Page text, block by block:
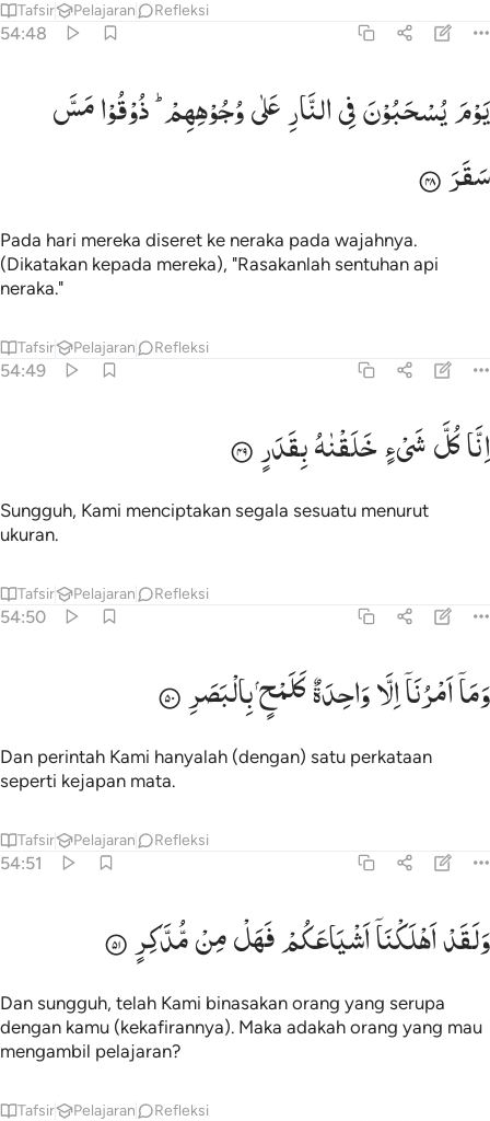
Tafsir Pelajaran Refleksi
54:48
يوم يسحبون في النار على وجوههم ذوقوا مس سقر ٤٨
يَوْمَ يُسْحَبُونَ فِى ٱلنَّارِ عَلَىٰ وُجُوهِهِمْ ذُوقُوا۟ مَسَّ سَقَرَ ٤٨
یَوْمَیُسْحَبُوْنَفِیالنَّارِعَلٰیوُجُوْهِهِمْ ؕ ذُوْقُوْامَسَّ
سَقَرَ
Pada hari mereka diseret ke neraka pada wajahnya.
(Dikatakan kepada mereka), "Rasakanlah sentuhan api
neraka."
Tafsir Pelajaran Refleksi
54:49
انا كل شيء خلقناه بقدر ٤٩
إِنَّا كُلَّ شَىْءٍ خَلَقْنَـٰهُ بِقَدَرٍۢ ٤٩
اِنَّاكُلَّشَیْءٍخَلَقْنٰهُبِقَدَرٍ
Sungguh, Kami menciptakan segala sesuatu menurut
ukuran.
Tafsir Pelajaran Refleksi
54:50
وما امرنا الا واحدة كلمح بالبصر ٥٠
وَمَآ أَمْرُنَآ إِلَّا وَٰحِدَةٌۭ كَلَمْحٍۭ بِٱلْبَصَرِ ٥٠
وَمَاۤاَمْرُنَاۤاِلَّاوَاحِدَةٌكَلَمْحٍبِالْبَصَرِ
Dan perintah Kami hanyalah (dengan) satu perkataan
seperti kejapan mata.
Tafsir Pelajaran Refleksi
54:51
ولقد اهلكنا اشياعكم فهل من مدكر ٥١
وَلَقَدْ أَهْلَكْنَآ أَشْيَاعَكُمْ فَهَلْ مِن مُّدَّكِرٍۢ ٥١
وَلَقَدْاَهْلَكْنَاۤاَشْیَاعَكُمْفَهَلْمِنْمُّدَّكِرٍ
Dan sungguh, telah Kami binasakan orang yang serupa
dengan kamu (kekafirannya). Maka adakah orang yang mau
mengambil pelajaran?
Tafsir Pelajaran Refleksi